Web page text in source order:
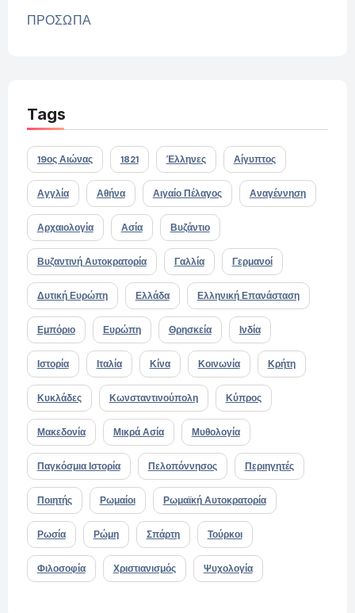
ΠΡΟΣΩΠΑ
Tags
19ος Αιώνας 1821 Έλληνες Αίγυπτος
Αγγλία Αθήνα Αιγαίο Πέλαγος Αναγέννηση
Αρχαιολογία Ασία Βυζάντιο
Βυζαντινή Αυτοκρατορία Γαλλία Γερμανοί
Δυτική Ευρώπη Ελλάδα Ελληνική Επανάσταση
Εμπόριο Ευρώπη Θρησκεία Ινδία
Ιστορία Ιταλία Κίνα Κοινωνία Κρήτη
Κυκλάδες Κωνσταντινούπολη Κύπρος
Μακεδονία Μικρά Ασία Μυθολογία
Παγκόσμια Ιστορία Πελοπόννησος Περιηγητές
Ποιητής Ρωμαίοι Ρωμαϊκή Αυτοκρατορία
Ρωσία Ρώμη Σπάρτη Τούρκοι
Φιλοσοφία Χριστιανισμός Ψυχολογία